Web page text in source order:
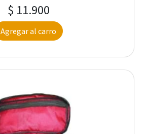
$ 11.900
Agregar al carro